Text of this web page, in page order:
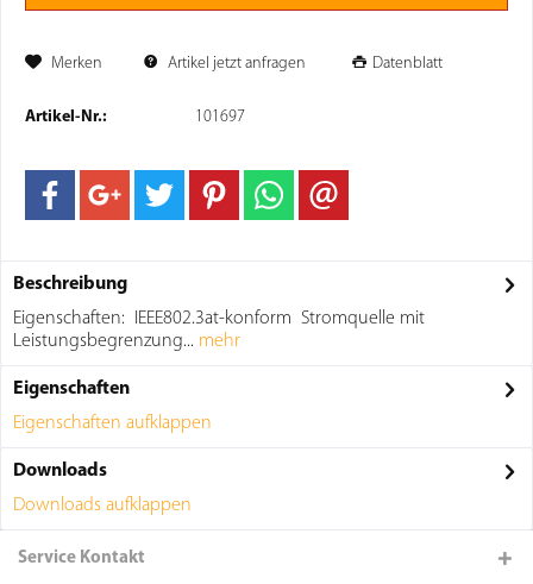
Merken Artikel jetzt anfragen Datenblatt
Artikel-Nr.: 101697
Beschreibung
Eigenschaften: IEEE802.3at-konform Stromquelle mit
Leistungsbegrenzung... mehr
Eigenschaften
Eigenschaften aufklappen
Downloads
Downloads aufklappen
Service Kontakt